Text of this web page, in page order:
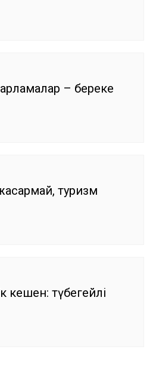
– береке
туризм
кешен: түбегейлі